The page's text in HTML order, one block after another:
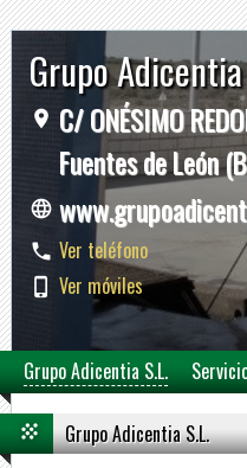
Grupo
C/ ONÉSIMO
Fuentes de León
Ver teléfono
Ver móviles
Grupo Adicentia S.L.
Grupo Adicentia S.L.